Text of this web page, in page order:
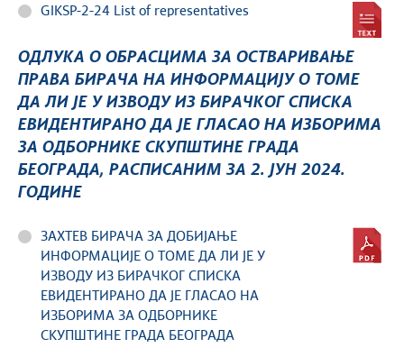
GIKSP-2-24 List of representatives
ОДЛУКA О ОБРАСЦИМА ЗА ОСТВАРИВАЊЕ
ПРАВА БИРАЧА НА ИНФОРМАЦИЈУ О ТОМЕ
ДА ЛИ ЈЕ У ИЗВОДУ ИЗ БИРАЧКОГ СПИСКА
ЕВИДЕНТИРАНО ДА ЈЕ ГЛАСАО НА ИЗБОРИМА
ЗА ОДБОРНИКЕ СКУПШТИНЕ ГРАДА
БЕОГРАДА, РАСПИСАНИМ ЗА 2. ЈУН 2024.
ГОДИНЕ
ЗАХТЕВ БИРАЧА ЗА ДОБИЈАЊЕ
ИНФОРМАЦИЈЕ О ТОМЕ ДА ЛИ ЈЕ У
ИЗВОДУ ИЗ БИРАЧКОГ СПИСКА
ЕВИДЕНТИРАНО ДА ЈЕ ГЛАСАО НА
ИЗБОРИМА ЗА ОДБОРНИКЕ
СКУПШТИНЕ ГРАДА БЕОГРАДА